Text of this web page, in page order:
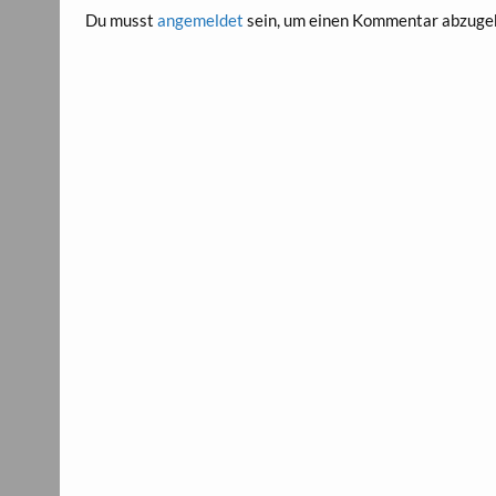
Du musst angemeldet sein, um einen Kommentar